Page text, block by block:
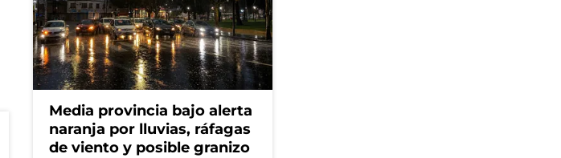
Media provincia bajo alerta
naranja por lluvias, ráfagas
de viento y posible granizo